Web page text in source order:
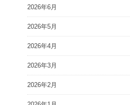
2026年6月
2026年5月
2026年4月
2026年3月
2026年2月